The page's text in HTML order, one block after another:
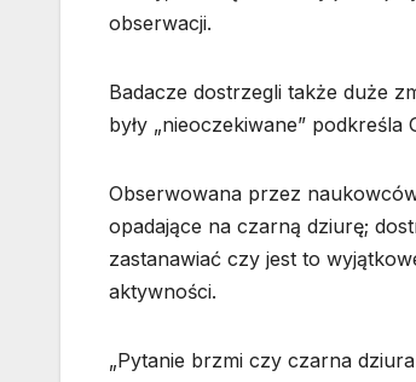
obserwacji.
Badacze dostrzegli także duże
były „nieoczekiwane” podkreśla
Obserwowana przez
opadające na czarną dziurę;
zastanawiać czy jest to
aktywności.
„Pytanie brzmi czy czarna